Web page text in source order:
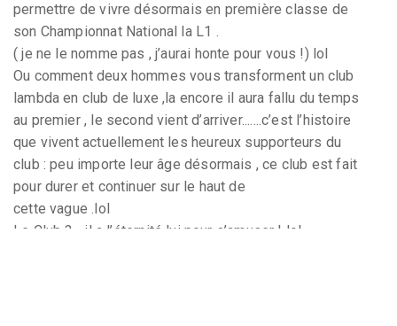
permettre de vivre désormais en première classe de
son Championnat National la L1 .
( je ne le nomme pas , j’aurai honte pour vous !) lol
Ou comment deux hommes vous transforment un club
lambda en club de luxe ,la encore il aura fallu du temps
au premier , le second vient d’arriver.......c’est l’histoire
que vivent actuellement les heureux supporteurs du
club : peu importe leur âge désormais , ce club est fait
pour durer et continuer sur le haut de
cette vague .lol
Le Club ? ...il a l’éternité lui pour s’amuser ! lol